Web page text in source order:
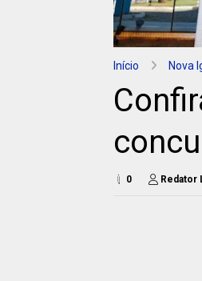
Início Nova
0 Redator